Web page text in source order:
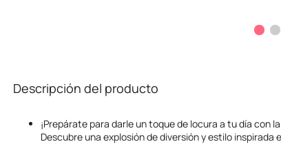
Descripción del producto
¡Prepárate para darle un toque de locura a tu día con
Descubre una explosión de diversión y estilo